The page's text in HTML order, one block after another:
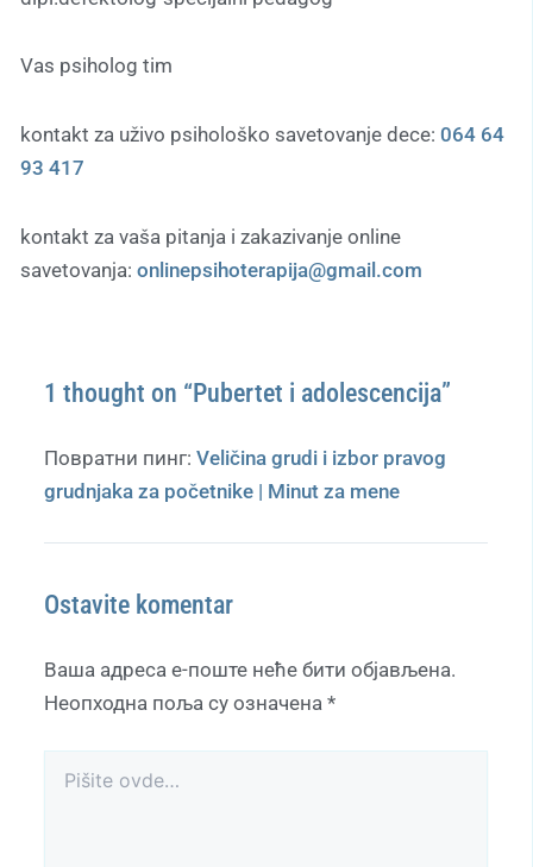
Vas psiholog tim
kontakt za uživo psihološko savetovanje dece: 064 64
93 417
kontakt za vaša pitanja i zakazivanje online
savetovanja: onlinepsihoterapija@gmail.com
1 thought on “Pubertet i adolescencija”
Повратни пинг: Veličina grudi i izbor pravog
grudnjaka za početnike | Minut za mene
Ostavite komentar
Ваша адреса е-поште неће бити објављена.
Неопходна поља су означена *